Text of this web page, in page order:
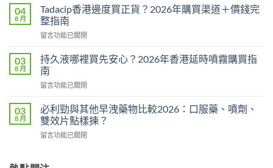
真
相：
有
用
是
心
作
2026
香
港
實
而
鋼
副
作
完
整
分
析
常
見
作
04
8 月
Tadacip香港邊度買正貨？2026年購買渠道＋價錢完
整指南
在
香
港
邊
度
正
貨？
2026
年
留言功能已關閉
03
8 月
持久液哪裡買先安心？2026年香港延時噴霧購買指
南
在
久
液
哪
裡
留言功能已關閉
03
8 月
必利勁與其他早洩藥物比較2026：口服藥、噴劑、
雙效片點樣揀？
在
勁
留言功能已關閉